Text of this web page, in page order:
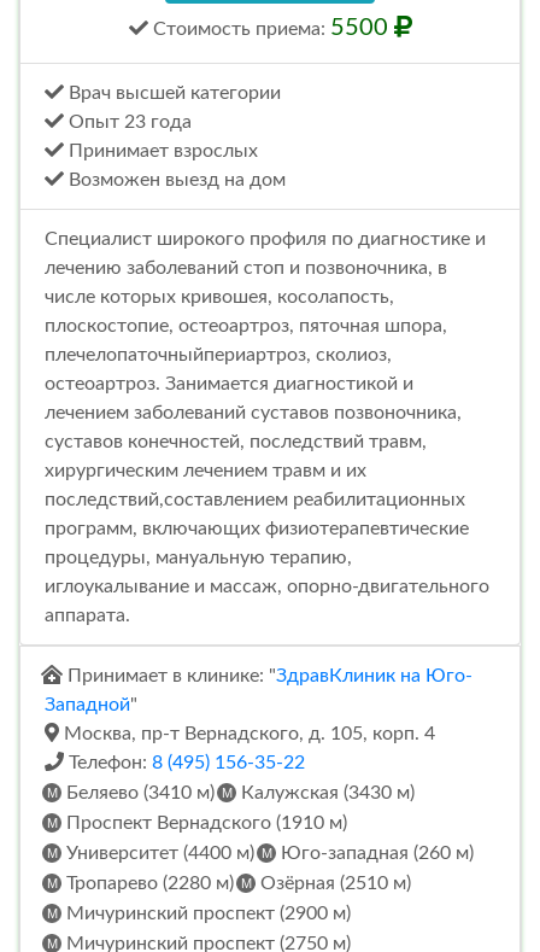
Стоимость приема: 5500
Врач высшей категории
Опыт 23 года
Принимает взрослых
Возможен выезд на дом
Специалист широкого профиля по диагностике и
лечению заболеваний стоп и позвоночника, в
числе которых кривошея, косолапость,
плоскостопие, остеоартроз, пяточная шпора,
плечелопаточныйпериартроз, сколиоз,
остеоартроз. Занимается диагностикой и
лечением заболеваний суставов позвоночника,
суставов конечностей, последствий травм,
хирургическим лечением травм и их
последствий,составлением реабилитационных
программ, включающих физиотерапевтические
процедуры, мануальную терапию,
иглоукалывание и массаж, опорно-двигательного
аппарата.
Принимает в клинике: "ЗдравКлиник на Юго-
Западной"
Москва, пр-т Вернадского, д. 105, корп. 4
Телефон: 8 (495) 156-35-22
Беляево (3410 м)
Калужская (3430 м)
Проспект Вернадского (1910 м)
Университет (4400 м)
Юго-западная (260 м)
Тропарево (2280 м)
Озёрная (2510 м)
Мичуринский проспект (2900 м)
Мичуринский проспект (2750 м)